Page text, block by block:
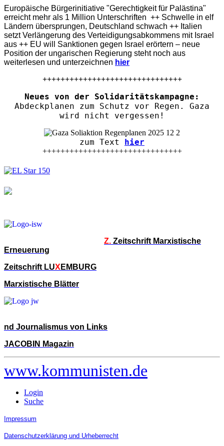
Europäische Bürgerinitiative "Gerechtigkeit für Palästina"
erreicht mehr als 1 Million Unterschriften ++ Schwelle in elf
Ländern übersprungen, Deutschland schwach ++ Italien
setzt Verlängerung des Verteidigungsabkommens mit Israel
aus ++ EU will Sanktionen gegen Israel erörtern – neue
Position der ungarischen Regierung steht noch aus
weiterlesen und unterzeichnen hier
+++++++++++++++++++++++++++++++
Neues von der Solidaritätskampagne:
Abdeckplanen zum Schutz vor Regen. Gaza
wird nicht vergessen!
zum Text hier
+++++++++++++++++++++++++++++++
Z. Zeitschrift Marxistische
Erneuerung
Zeitschrift LUX EMBURG
Marxistische Blätter
nd Journalismus von Links
JACOBIN Magazin
www.kommunisten.de
Login
Suche
Impressum
Datenschutzerklärung und Urheberrecht